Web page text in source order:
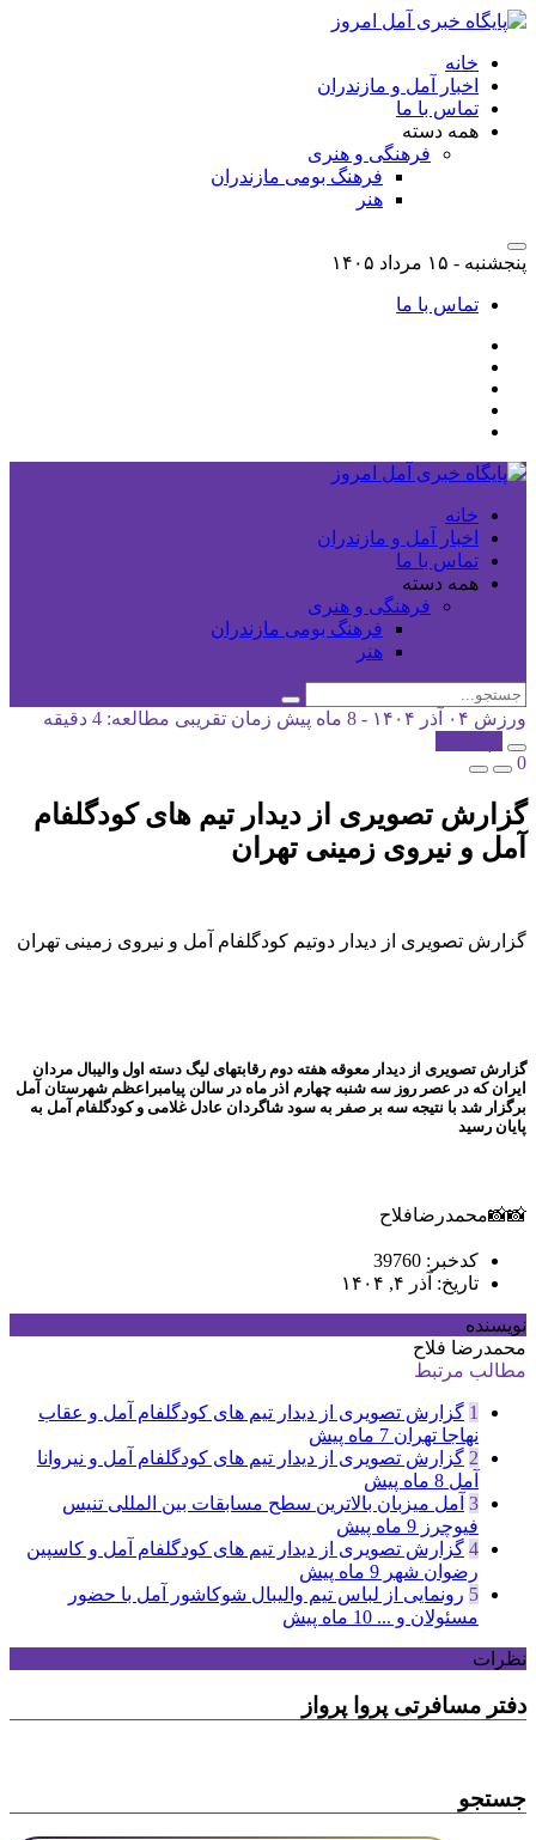
خانه
اخبار آمل و مازندران
تماس با ما
همه دسته
فرهنگی و هنری
فرهنگ بومی مازندران
هنر
پنجشنبه - ۱۵ مرداد ۱۴۰۵
تماس با ما
خانه
اخبار آمل و مازندران
تماس با ما
همه دسته
فرهنگی و هنری
فرهنگ بومی مازندران
هنر
ورزش ۰۴ آذر ۱۴۰۴ - 8 ماه پیش
زمان تقریبی مطالعه: 4 دقیقه
0
گزارش تصویری از دیدار تیم های کودگلفام
آمل و نیروی زمینی تهران
گزارش تصویری از دیدار دوتیم کودگلفام آمل و نیروی زمینی تهران
گزارش تصویری از دیدار معوقه هفته دوم رقابتهای لیگ دسته اول والیبال مردان
ایران که در عصر روز سه شنبه چهارم اذر ماه در سالن پیامبراعظم شهرستان آمل
برگزار شد با نتیجه سه بر صفر به سود شاگردان عادل غلامی و کودگلفام آمل به
پایان رسید
📸📸محمدرضافلاح
کدخبر: 39760
تاریخ: آذر ۴, ۱۴۰۴
نویسنده
محمدرضا فلاح
مطالب مرتبط
1 گزارش تصویری از دیدار تیم های کودگلفام آمل و عقاب
نهاجا تهران 7 ماه پیش
2 گزارش تصویری از دیدار تیم های کودگلفام آمل و نیروانا
آمل 8 ماه پیش
3 آمل میزبان بالاترین سطح مسابقات بین المللی تنیس
فیوچرز 9 ماه پیش
4 گزارش تصویری از دیدار تیم های کودگلفام آمل و کاسپین
رضوان شهر 9 ماه پیش
5 رونمایی از لباس تیم والیبال شوکاشور آمل با حضور
مسئولان و ... 10 ماه پیش
نظرات
دفتر مسافرتی پروا پرواز
جستجو